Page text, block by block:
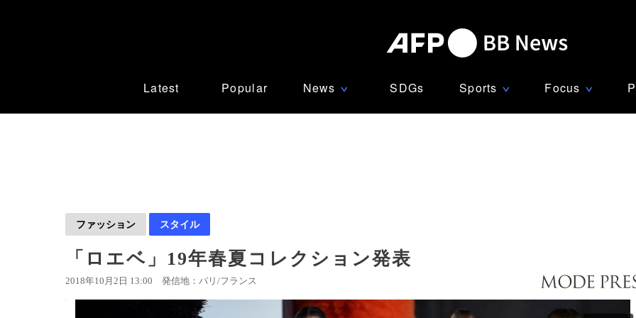
Latest Popular News ∨ SDGs Sports ∨ Focus ∨
ファッション スタイル
「ロエベ」19年春夏コレクション発表
2018年10月2日 13:00 発信地：パリ/フランス